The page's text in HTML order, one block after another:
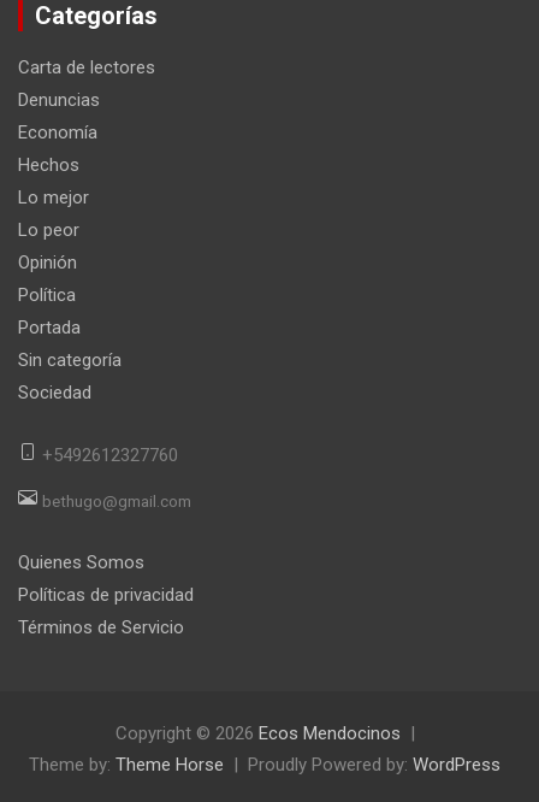
Categorías
Carta de lectores
Denuncias
Economía
Hechos
Lo mejor
Lo peor
Opinión
Política
Portada
Sin categoría
Sociedad
+5492612327760
bethugo@gmail.com
Quienes Somos
Políticas de privacidad
Términos de Servicio
Copyright © 2026 Ecos Mendocinos
Theme by: Theme Horse Proudly Powered by: WordPress